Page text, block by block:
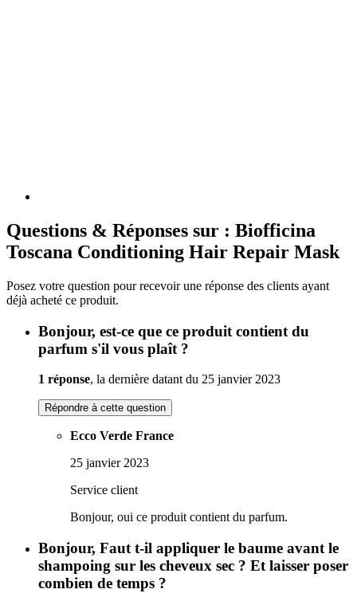
Questions & Réponses sur : Biofficina
Toscana Conditioning Hair Repair Mask
Posez votre question pour recevoir une réponse des clients ayant
déjà acheté ce produit.
Bonjour, est-ce que ce produit contient du
parfum s'il vous plaît ?
1 réponse, la dernière datant du 25 janvier 2023
Répondre à cette question
Ecco Verde France
25 janvier 2023
Service client
Bonjour, oui ce produit contient du parfum.
Bonjour, Faut t-il appliquer le baume avant le
shampoing sur les cheveux sec ? Et laisser poser
combien de temps ?